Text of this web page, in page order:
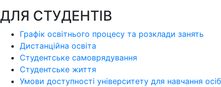
ДЛЯ СТУДЕНТІВ
Графік освітнього процесу та розклади занять
Дистанційна освіта
Студентське самоврядування
Студентське життя
Умови доступності університету для навчання осіб